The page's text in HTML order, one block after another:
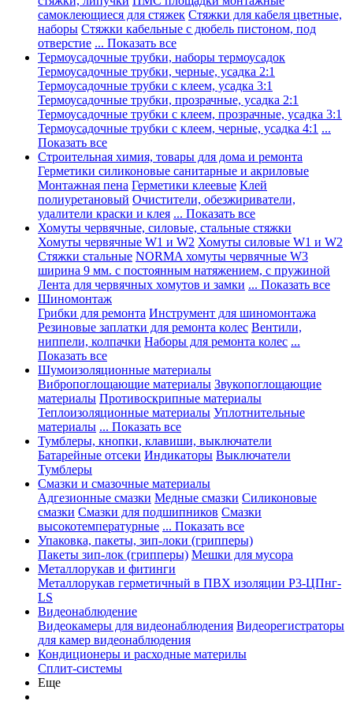
самоклеющиеся для стяжек Стяжки для кабеля цветные,
наборы Стяжки кабельные с дюбель пистоном, под
отверстие ... Показать все
Термоусадочные трубки, наборы термоусадок
Термоусадочные трубки, черные, усадка 2:1
Термоусадочные трубки с клеем, усадка 3:1
Термоусадочные трубки, прозрачные, усадка 2:1
Термоусадочные трубки с клеем, прозрачные, усадка 3:1
Термоусадочные трубки с клеем, черные, усадка 4:1 ...
Показать все
Строительная химия, товары для дома и ремонта
Герметики силиконовые санитарные и акриловые
Монтажная пена Герметики клеевые Клей
полиуретановый Очистители, обезжириватели,
удалители краски и клея ... Показать все
Хомуты червячные, силовые, стальные стяжки
Хомуты червячные W1 и W2 Хомуты силовые W1 и W2
Стяжки стальные NORMA хомуты червячные W3
ширина 9 мм. с постоянным натяжением, с пружиной
Лента для червячных хомутов и замки ... Показать все
Шиномонтаж
Грибки для ремонта Инструмент для шиномонтажа
Резиновые заплатки для ремонта колес Вентили,
ниппели, колпачки Наборы для ремонта колес ...
Показать все
Шумоизоляционные материалы
Вибропоглощающие материалы Звукопоглощающие
материалы Противоскрипные материалы
Теплоизоляционные материалы Уплотнительные
материалы ... Показать все
Тумблеры, кнопки, клавиши, выключатели
Батарейные отсеки Индикаторы Выключатели
Тумблеры
Смазки и смазочные материалы
Адгезионные смазки Медные смазки Силиконовые
смазки Смазки для подшипников Смазки
высокотемпературные ... Показать все
Упаковка, пакеты, зип-локи (грипперы)
Пакеты зип-лок (грипперы) Мешки для мусора
Металлорукав и фитинги
Металлорукав герметичный в ПВХ изоляции Р3-ЦПнг-
LS
Видеонаблюдение
Видеокамеры для видеонаблюдения Видеорегистраторы
для камер видеонаблюдения
Кондиционеры и расходные материлы
Сплит-системы
Еще